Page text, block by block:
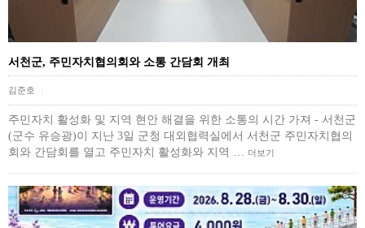
서천군, 주민자치협의회와 소통 간담회 개최
김준호
주민자치 활성화 및 지역 현안 해결을 위한 소통의 시간 가져 - 서천군
(군수 유승광)이 지난 3일 군청 대외협력실에서 서천군 주민자치협의
회와 간담회를 열고 주민자치 활성화와 지역 …
더보기